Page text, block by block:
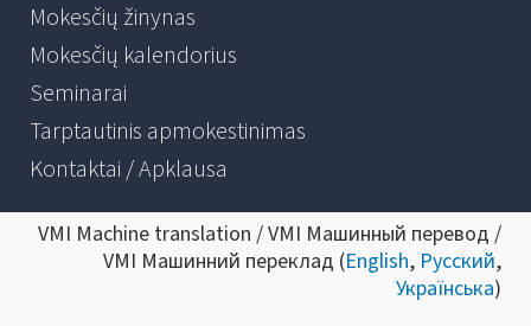
Mokesčių žinynas
Mokesčių kalendorius
Seminarai
Tarptautinis apmokestinimas
Kontaktai / Apklausa
VMI Machine translation / VMI Машинный перевод /
VMI Машинний переклад (English, Русский,
Українська)